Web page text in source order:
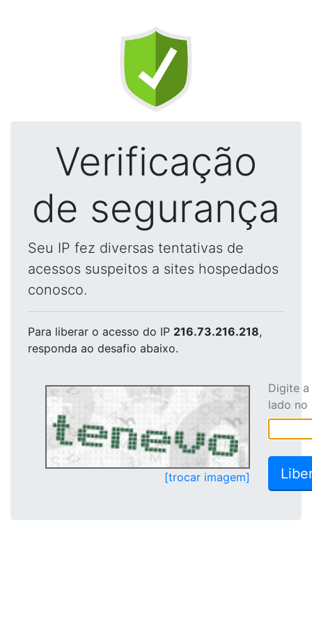
Verificação
de segurança
Seu IP fez diversas tentativas de
acessos suspeitos a sites hospedados
conosco.
Para liberar o acesso do IP 216.73.216.218,
responda ao desafio abaixo.
[trocar imagem]
Digite
lado no